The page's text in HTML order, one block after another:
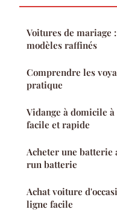
Voitures de mariage
modèles raffinés
Comprendre les
pratique
Vidange à domicile
facile et rapide
Acheter une batterie
run batterie
Achat voiture
ligne facile